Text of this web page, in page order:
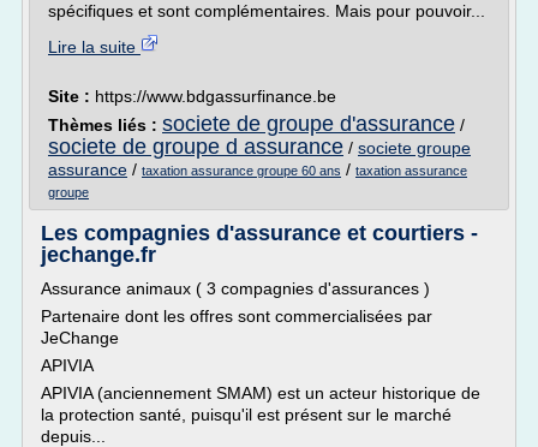
spécifiques et sont complémentaires. Mais pour pouvoir...
Lire la suite
Site : https://www.bdgassurfinance.be
Thèmes liés : societe de groupe d'assurance /
societe de groupe d assurance / societe groupe
assurance / taxation assurance groupe 60 ans / taxation assurance
groupe
Les compagnies d'assurance et courtiers -
jechange.fr
Assurance animaux ( 3 compagnies d'assurances )
Partenaire dont les offres sont commercialisées par
JeChange
APIVIA
APIVIA (anciennement SMAM) est un acteur historique de
la protection santé, puisqu'il est présent sur le marché
depuis...